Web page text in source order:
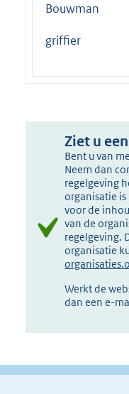
Bouwman
griffier
Ziet u
Bent u van
Neem dan
regelgeving
organisatie
voor de
van de
regelgeving.
organisatie
Werkt de
dan een e-